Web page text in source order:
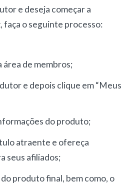
e deseja começar a
faça o seguinte processo:
área de membros;
e depois clique em “Meus
do produto;
atraente e ofereça
seus afiliados;
produto final, bem como, o